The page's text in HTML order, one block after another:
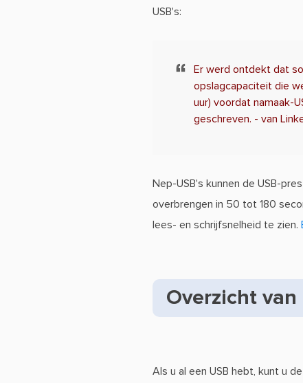
USB's:
Er werd ontdekt dat
opslagcapaciteit die
uur) voordat namaak-
geschreven. - van
Nep-USB's kunnen de USB-
overbrengen in 50 tot 180
lees- en schrijfsnelheid te zien.
Overzicht van
Als u al een USB hebt, kunt u